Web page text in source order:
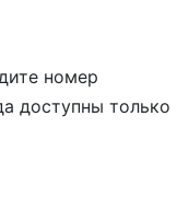
номер
доступны только